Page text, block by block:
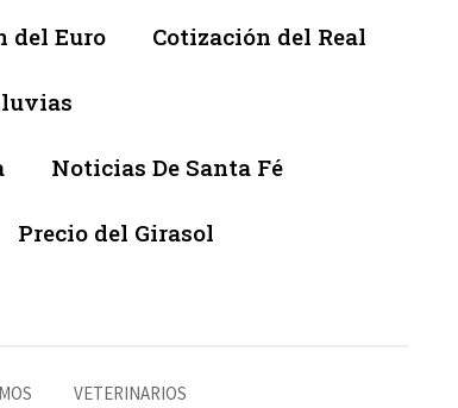
del Euro Cotización del Real
Noticias De Santa Fé
Precio del Girasol
VETERINARIOS